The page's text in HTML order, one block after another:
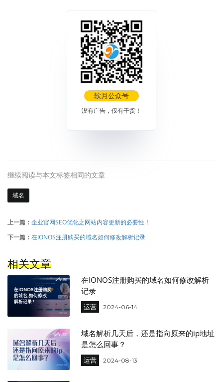
软月公众号
没有广告，仅有干货！
继续阅读与本文标签相同的文章
域名
上一篇： 企业官网SEO优化之网站内容更新的必要性！
下一篇： 在IONOS注册购买的域名如何修改解析记录
相关文章
在IONOS注册购买的域名如何修改解析
记录
运营 2024-06-14
域名解析几天后，还是指向原来的ip地址
是怎么回事？
运营 2024-08-13